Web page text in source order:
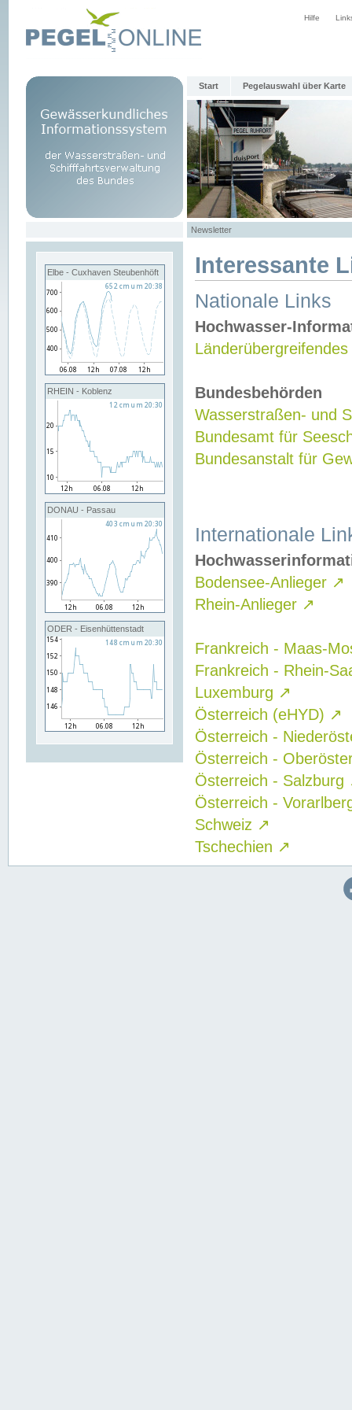
Hilfe
Start Pegelauswahl über Karte
Newsletter
Elbe - Cuxhaven Steubenhöft
RHEIN - Koblenz
DONAU - Passau
ODER - Eisenhüttenstadt
Interessante
Nationale Links
Hochwasser-
Bundesbehörden
Wasserstraßen- und
Bundesamt für
Bundesanstalt für
Internationale
Bodensee-Anlieger ↗
Rhein-Anlieger ↗
Frankreich - Maas-
Frankreich - Rhein-
Luxemburg ↗
Österreich (eHYD) ↗
Österreich -
Österreich -
Österreich - Salzburg
Österreich -
Schweiz ↗
Tschechien ↗